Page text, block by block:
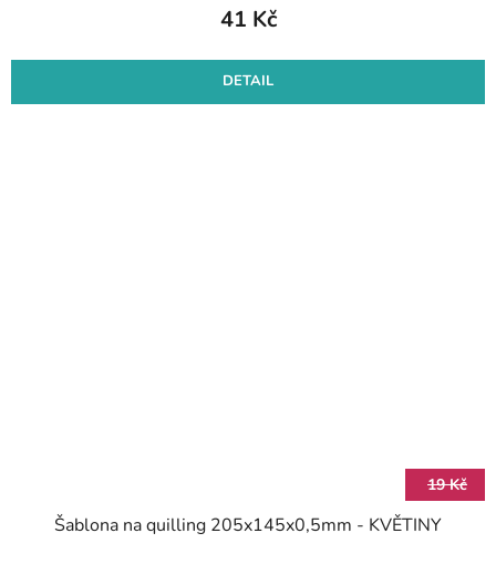
41 Kč
DETAIL
19 Kč
Šablona na quilling 205x145x0,5mm - KVĚTINY